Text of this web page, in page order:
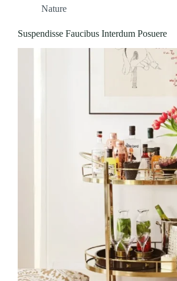
Nature
Suspendisse Faucibus Interdum Posuere